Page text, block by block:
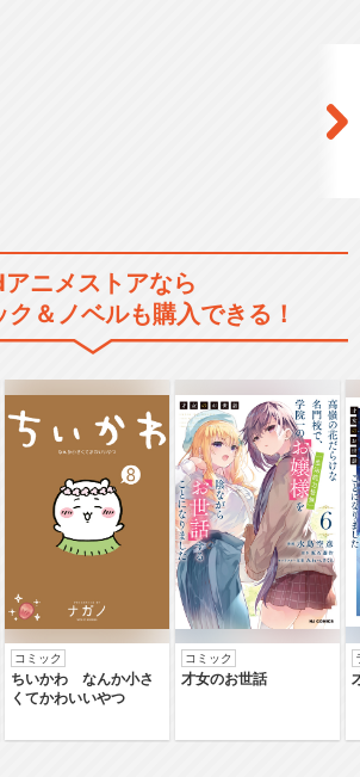
ニメストアなら
ク＆ノベルも購入できる！
コミック
ちいかわ なんか小さ
くてかわいいやつ
コミック
才女のお世話